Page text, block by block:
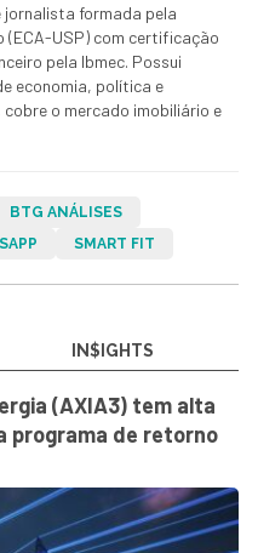
jornalista formada pela
(ECA-USP) com certificação
pela Ibmec. Possui
economia, política e
o mercado imobiliário e
BTG ANÁLISES
SMART FIT
IN$IGHTS
(AXIA3) tem alta
programa de retorno